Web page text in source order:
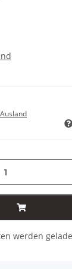
werden